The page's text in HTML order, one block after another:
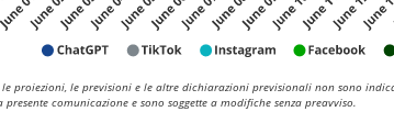
proiezioni, le previsioni e le altre dichiarazioni previsionali non sono
comunicazione e sono soggette a modifiche senza preavviso.